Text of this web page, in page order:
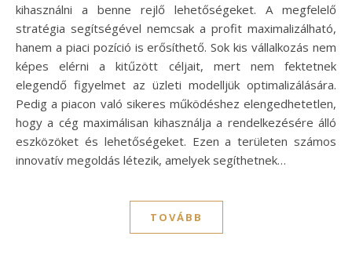
kihasználni a benne rejlő lehetőségeket. A megfelelő
stratégia segítségével nemcsak a profit maximalizálható,
hanem a piaci pozíció is erősíthető. Sok kis vállalkozás nem
képes elérni a kitűzött céljait, mert nem fektetnek
elegendő figyelmet az üzleti modelljük optimalizálására.
Pedig a piacon való sikeres működéshez elengedhetetlen,
hogy a cég maximálisan kihasználja a rendelkezésére álló
eszközöket és lehetőségeket. Ezen a területen számos
innovatív megoldás létezik, amelyek segíthetnek…
TOVÁBB